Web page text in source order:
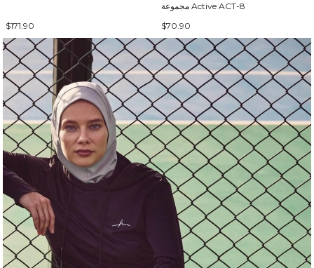
$171.90
مجموعة Active ACT-8
$70.90